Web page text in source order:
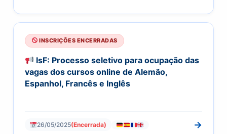
INSCRIÇÕES ENCERRADAS
IsF: Processo seletivo para ocupação das
vagas dos cursos online de Alemão,
Espanhol, Francês e Inglês
26/05/2025(Encerrada) →